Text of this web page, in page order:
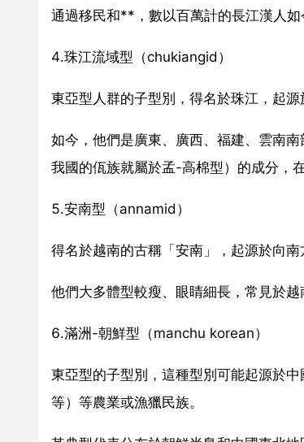
通過移民和**，數以百萬計的長江漢人如
4.珠江流域型（chukiangid）
東亞型人群的子型別，得名於珠江，起
如今，他們是廣東、廣西、福建、雲南
我國的佤族就屬於孟-高棉型）的成分，
5.安南型（annamid）
得名於越南的古稱「安南」，起源於向南
他們大多體型較瘦、眼睛細長，常見於
6.滿洲-朝鮮型（manchu korean）
東亞型的子型別，這種型別可能起源於
等）等農業或漁獵民族。